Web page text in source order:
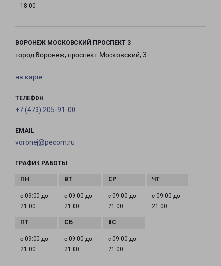
18:00
ВОРОНЕЖ МОСКОВСКИЙ ПРОСПЕКТ 3
город Воронеж, проспект Московский, 3
на карте
ТЕЛЕФОН
+7 (473) 205-91-00
EMAIL
voronej@pecom.ru
ГРАФИК РАБОТЫ
с 09:00 до
21:00
с 09:00 до
21:00
с 09:00 до
21:00
с 09:00 до
21:00
с 09:00 до
21:00
с 09:00 до
21:00
с 09:00 до
21:00